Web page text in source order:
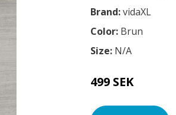
Brand:vidaXL
Color: Brun
Size: N/A
499 SEK